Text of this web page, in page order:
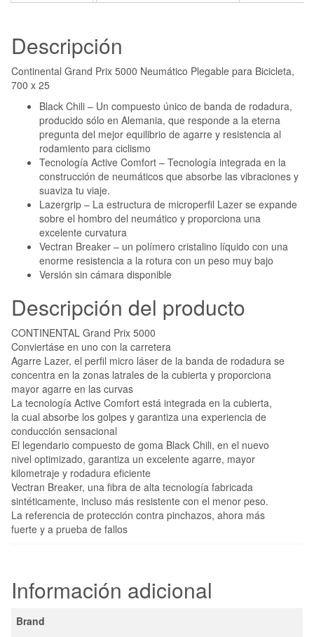
Descripción
Continental Grand Prix 5000 Neumático Plegable para Bicicleta,
700 x 25
Black Chili – Un compuesto único de banda de rodadura,
producido sólo en Alemania, que responde a la eterna
pregunta del mejor equilibrio de agarre y resistencia al
rodamiento para ciclismo
Tecnología Active Comfort – Tecnología integrada en la
construcción de neumáticos que absorbe las vibraciones y
suaviza tu viaje.
Lazergrip – La estructura de microperfil Lazer se expande
sobre el hombro del neumático y proporciona una
excelente curvatura
Vectran Breaker – un polímero cristalino líquido con una
enorme resistencia a la rotura con un peso muy bajo
Versión sin cámara disponible
Descripción del producto
CONTINENTAL Grand Prix 5000
Conviertáse en uno con la carretera
Agarre Lazer, el perfil micro láser de la banda de rodadura se
concentra en la zonas latrales de la cubierta y proporciona
mayor agarre en las curvas
La tecnología Active Comfort está integrada en la cubierta,
la cual absorbe los golpes y garantiza una experiencia de
conducción sensacional
El legendario compuesto de goma Black Chili, en el nuevo
nivel optimizado, garantiza un excelente agarre, mayor
kilometraje y rodadura eficiente
Vectran Breaker, una fibra de alta tecnología fabricada
sintéticamente, incluso más resistente con el menor peso.
La referencia de protección contra pinchazos, ahora más
fuerte y a prueba de fallos
Información adicional
Brand